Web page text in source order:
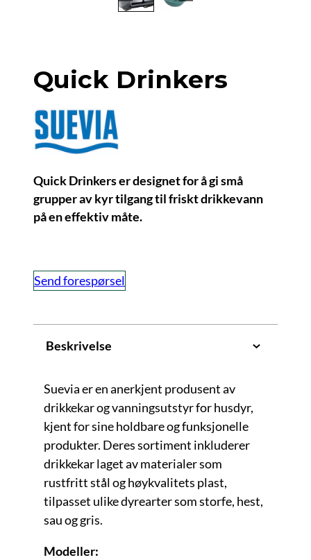
Quick Drinkers
Quick Drinkers er designet for å gi små
grupper av kyr tilgang til friskt drikkevann
på en effektiv måte.
Send forespørsel
Beskrivelse
Suevia er en anerkjent produsent av
drikkekar og vanningsutstyr for husdyr,
kjent for sine holdbare og funksjonelle
produkter. Deres sortiment inkluderer
drikkekar laget av materialer som
rustfritt stål og høykvalitets plast,
tilpasset ulike dyrearter som storfe, hest,
sau og gris.
Modeller: